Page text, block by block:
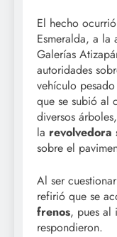
El hecho
Esmeralda, a la
Galerías
autoridades
vehículo
que se subió al
diversos
la revolvedora
sobre el
Al ser
refirió que se
frenos, pues al
respondieron.